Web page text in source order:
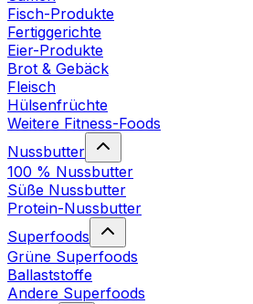
Fisch-Produkte
Fertiggerichte
Eier-Produkte
Brot & Gebäck
Fleisch
Hülsenfrüchte
Weitere Fitness-Foods
Nussbutter
100 % Nussbutter
Süße Nussbutter
Protein-Nussbutter
Superfoods
Grüne Superfoods
Ballaststoffe
Andere Superfoods